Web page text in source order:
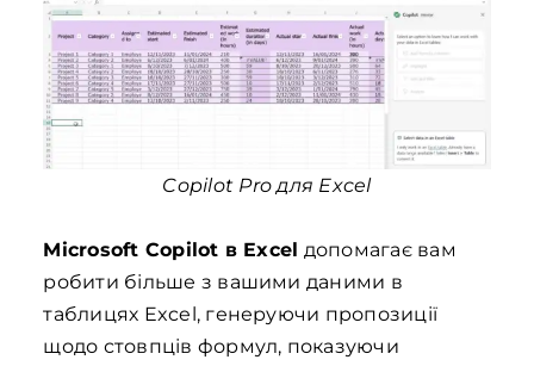
Copilot Pro для Excel
Microsoft Copilot в Excel допомагає вам
робити більше з вашими даними в
таблицях Excel, генеруючи пропозиції
щодо стовпців формул, показуючи